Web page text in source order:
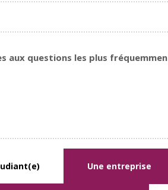
aux questions les plus
Une entreprise